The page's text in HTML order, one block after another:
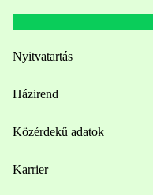
Nyitvatartás
Házirend
Közérdekű adatok
Karrier